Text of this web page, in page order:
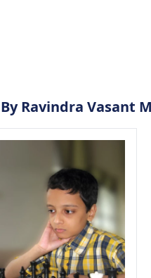
Ravindra Vasant